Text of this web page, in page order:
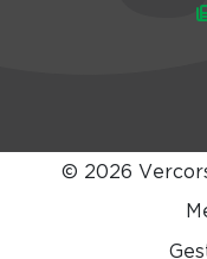
© 2026